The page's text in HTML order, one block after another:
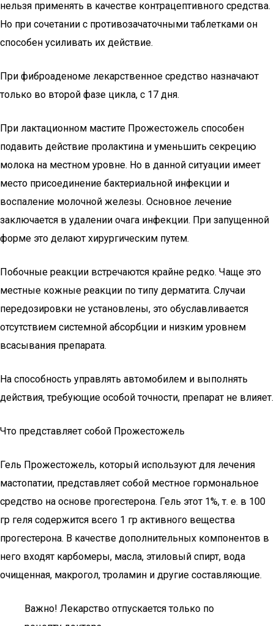
нельзя применять в качестве контрацептивного средства.
Но при сочетании с противозачаточными таблетками он
способен усиливать их действие.
При фиброаденоме лекарственное средство назначают
только во второй фазе цикла, с 17 дня.
При лактационном мастите Прожестожель способен
подавить действие пролактина и уменьшить секрецию
молока на местном уровне. Но в данной ситуации имеет
место присоединение бактериальной инфекции и
воспаление молочной железы. Основное лечение
заключается в удалении очага инфекции. При запущенной
форме это делают хирургическим путем.
Побочные реакции встречаются крайне редко. Чаще это
местные кожные реакции по типу дерматита. Случаи
передозировки не установлены, это обуславливается
отсутствием системной абсорбции и низким уровнем
всасывания препарата.
На способность управлять автомобилем и выполнять
действия, требующие особой точности, препарат не влияет.
Что представляет собой Прожестожель
Гель Прожестожель, который используют для лечения
мастопатии, представляет собой местное гормональное
средство на основе прогестерона. Гель этот 1%, т. е. в 100
гр геля содержится всего 1 гр активного вещества
прогестерона. В качестве дополнительных компонентов в
него входят карбомеры, масла, этиловый спирт, вода
очищенная, макрогол, троламин и другие составляющие.
Важно! Лекарство отпускается только по